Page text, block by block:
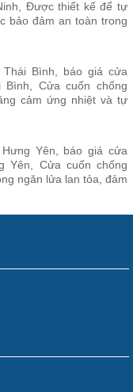
Được thiết kế để tự
bảo đảm an toàn trong
Bình, báo giá cửa
Cửa cuốn chống
cảm ứng nhiệt và tự
Yên, báo giá cửa
Yên, Cửa cuốn chống
ngăn lửa lan tỏa, đảm